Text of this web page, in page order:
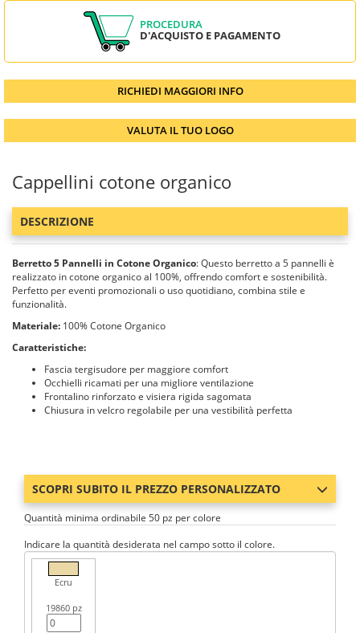
PROCEDURA
D'ACQUISTO E PAGAMENTO
RICHIEDI MAGGIORI INFO
VALUTA IL TUO LOGO
Cappellini cotone organico
DESCRIZIONE
Berretto 5 Pannelli in Cotone Organico: Questo berretto a 5 pannelli è
realizzato in cotone organico al 100%, offrendo comfort e sostenibilità.
Perfetto per eventi promozionali o uso quotidiano, combina stile e
funzionalità.
Materiale: 100% Cotone Organico
Caratteristiche:
Fascia tergisudore per maggiore comfort
Occhielli ricamati per una migliore ventilazione
Frontalino rinforzato e visiera rigida sagomata
Chiusura in velcro regolabile per una vestibilità perfetta
SCOPRI SUBITO IL PREZZO PERSONALIZZATO
Quantità minima ordinabile 50 pz per colore
Indicare la quantità desiderata nel campo sotto il colore.
Ecru
19860 pz